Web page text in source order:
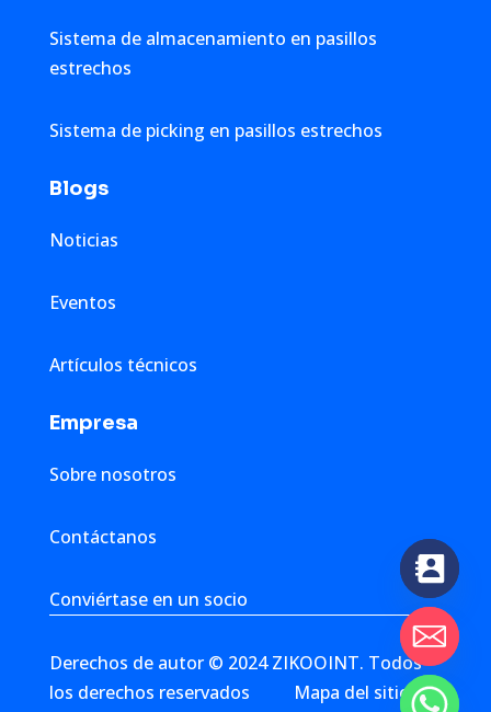
Sistema de almacenamiento en pasillos
estrechos
Sistema de picking en pasillos estrechos
Blogs
Noticias
Eventos
Artículos técnicos
Empresa
Sobre nosotros
Contáctanos
Conviértase en un socio
Derechos de autor © 2024 ZIKOOINT. Todos
los derechos reservados
Mapa del sitio